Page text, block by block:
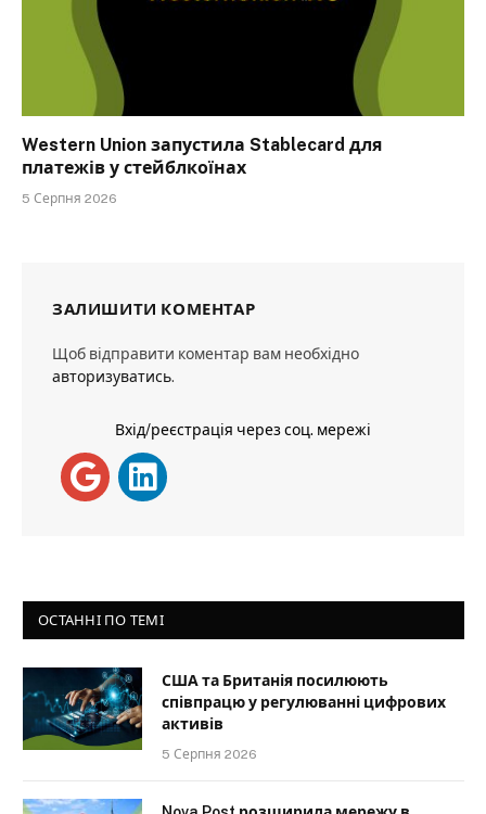
Western Union запустила Stablecard для
платежів у стейблкоїнах
5 Серпня 2026
ЗАЛИШИТИ КОМЕНТАР
Щоб відправити коментар вам необхідно
авторизуватись.
Вхід/реєстрація через соц. мережі
ОСТАННІ ПО ТЕМІ
США та Британія посилюють
співпрацю у регулюванні цифрових
активів
5 Серпня 2026